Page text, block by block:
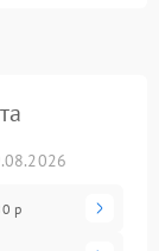
р